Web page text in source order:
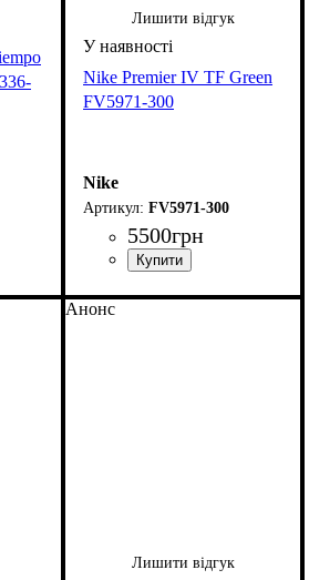
Лишити відгук
Nike Premier IV TF Green
FV5971-300
Nike
FV5971-300
5500грн
Анонс
Лишити відгук